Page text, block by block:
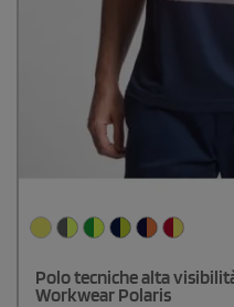
Polo tecniche alta
Workwear Polaris